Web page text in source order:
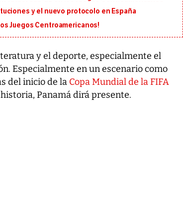
y el nuevo protocolo en España
Juegos Centroamericanos!
y el deporte, especialmente el
Especialmente en un escenario como
del inicio de la Copa Mundial de la FIFA
Panamá dirá presente.